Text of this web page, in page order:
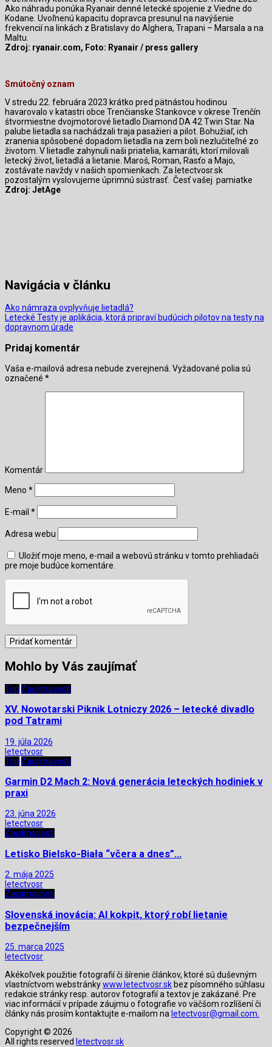
Ako náhradu ponúka Ryanair denné letecké spojenie z Viedne do
Kodane. Uvoľnenú kapacitu dopravca presunul na navýšenie
frekvencií na linkách z Bratislavy do Alghera, Trapani – Marsala a na
Maltu.
Zdroj: ryanair.com, Foto: Ryanair / press gallery
Smútočný oznam
V stredu 22. februára 2023 krátko pred pätnástou hodinou
havarovalo v katastri obce Trenčianske Stankovce v okrese Trenčín
štvormiestne dvojmotorové lietadlo Diamond DA 42 Twin Star. Na
palube lietadla sa nachádzali traja pasažieri a pilot. Bohužiaľ, ich
zranenia spôsobené dopadom lietadla na zem boli nezlučiteľné zo
životom. V lietadle zahynuli naši priatelia, kamaráti, ktorí milovali
letecký život, lietadlá a lietanie. Maroš, Roman, Rasťo a Majo,
zostávate navždy v našich spomienkach. Za letectvosr.sk
pozostalým vyslovujeme úprimnú sústrasť. Česť vašej pamiatke
Zdroj: JetAge
Navigácia v článku
Ako námraza ovplyvňuje lietadlá?
Letecké Testy je aplikácia, ktorá pripraví budúcich pilotov na testy na
dopravnom úrade
Pridaj komentár
Vaša e-mailová adresa nebude zverejnená. Vyžadované polia sú
označené *
Komentár
Meno *
E-mail *
Adresa webu
Uložiť moje meno, e-mail a webovú stránku v tomto prehliadači
pre moje budúce komentáre.
Mohlo by Vás zaujímať
Top Zaujímavosti
XV. Nowotarski Piknik Lotniczy 2026 – letecké divadlo
pod Tatrami
19. júla 2026
letectvosr
Top Zaujímavosti
Garmin D2 Mach 2: Nová generácia leteckých hodiniek v
praxi
23. júna 2026
letectvosr
Zaujímavosti
Letisko Bielsko-Biała “včera a dnes”…
2. mája 2025
letectvosr
Zaujímavosti
Slovenská inovácia: AI kokpit, ktorý robí lietanie
bezpečnejším
25. marca 2025
letectvosr
Akékoľvek použitie fotografií či šírenie článkov, ktoré sú duševným
vlastníctvom webstránkywww.letectvosr.sk bez písomného súhlasu
redakcie stránky resp. autorov fotografií a textov je zakázané. Pre
viac informácií v prípade záujmu o fotografie vo väčšom rozlíšení či
články nás prosím kontaktujte e-mailom na letectvosr@gmail.com.
Copyright © 2026
All rights reserved letectvosr.sk